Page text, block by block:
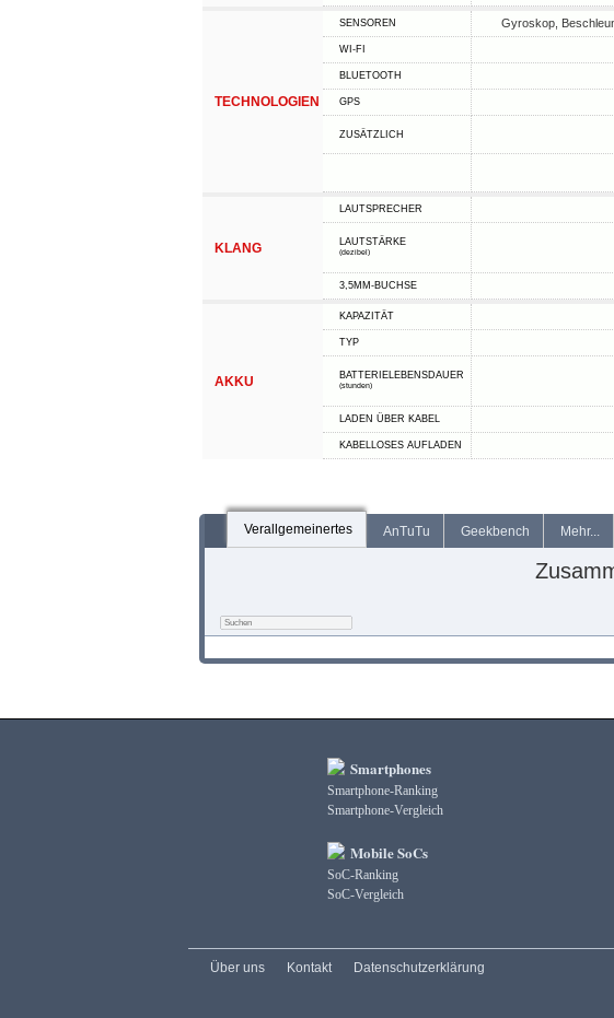
TECHNOLOGIEN
SENSOREN Gyroskop,
WI-FI
BLUETOOTH
GPS
ZUSÄTZLICH
KLANG
LAUTSPRECHER
LAUTSTÄRKE
(dezibel)
3,5MM-BUCHSE
AKKU
KAPAZITÄT
TYP
BATTERIELEBENSDAUER
(stunden)
LADEN ÜBER KABEL
KABELLOSES AUFLADEN
Verallgemeinertes AnTuTu Geekbench Mehr...
Smartphones
Smartphone-Ranking
Smartphone-Vergleich
Mobile SoCs
SoC-Ranking
SoC-Vergleich
Über uns Kontakt Datenschutzerklärung